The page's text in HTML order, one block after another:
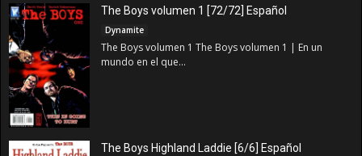
The Boys volumen 1 [72/72] Español
Dynamite
The Boys volumen 1 The Boys volumen 1 | En un
mundo en el que...
The Boys Highland Laddie [6/6] Español